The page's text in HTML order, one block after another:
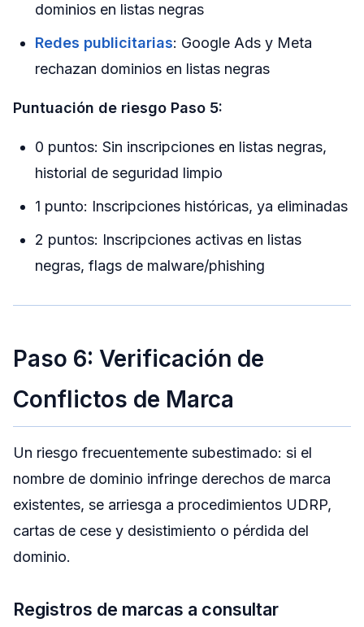
dominios en listas negras
Redes publicitarias: Google Ads y Meta
rechazan dominios en listas negras
Puntuación de riesgo Paso 5:
0 puntos: Sin inscripciones en listas negras,
historial de seguridad limpio
1 punto: Inscripciones históricas, ya eliminadas
2 puntos: Inscripciones activas en listas
negras, flags de malware/phishing
Paso 6: Verificación de
Conflictos de Marca
Un riesgo frecuentemente subestimado: si el
nombre de dominio infringe derechos de marca
existentes, se arriesga a procedimientos UDRP,
cartas de cese y desistimiento o pérdida del
dominio.
Registros de marcas a consultar